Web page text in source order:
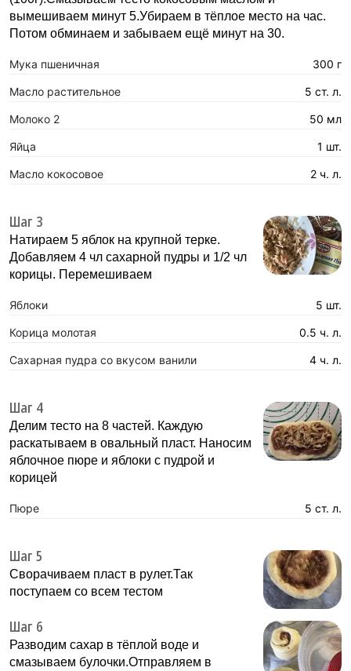
вымешиваем минут 5.Убираем в тёплое место на час.
Потом обминаем и забываем ещё минут на 30.
Мука пшеничная 300 г
Масло растительное 5 ст. л.
Молоко 2 50 мл
Яйца 1 шт.
Масло кокосовое 2 ч. л.
Шаг 3
Натираем 5 яблок на крупной терке.
Добавляем 4 чл сахарной пудры и 1/2 чл
корицы. Перемешиваем
Яблоки 5 шт.
Корица молотая 0.5 ч. л.
Сахарная пудра со вкусом ванили 4 ч. л.
Шаг 4
Делим тесто на 8 частей. Каждую
раскатываем в овальный пласт. Наносим
яблочное пюре и яблоки с пудрой и
корицей
Пюре 5 ст. л.
Шаг 5
Сворачиваем пласт в рулет.Так
поступаем со всем тестом
Шаг 6
Разводим сахар в тёплой воде и
смазываем булочки.Отправляем в